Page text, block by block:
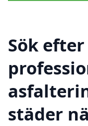
Sök
städer